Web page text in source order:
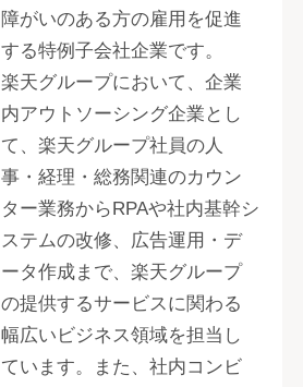
障がいのある方の雇用を促進
する特例子会社企業です。
楽天グループにおいて、企業
内アウトソーシング企業とし
て、楽天グループ社員の人
事・経理・総務関連のカウン
ター業務からRPAや社内基幹シ
ステムの改修、広告運用・デ
ータ作成まで、楽天グループ
の提供するサービスに関わる
幅広いビジネス領域を担当し
ています。また、社内コンビ